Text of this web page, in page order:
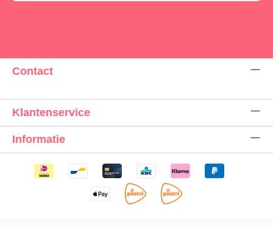
Contact
Klantenservice
Informatie